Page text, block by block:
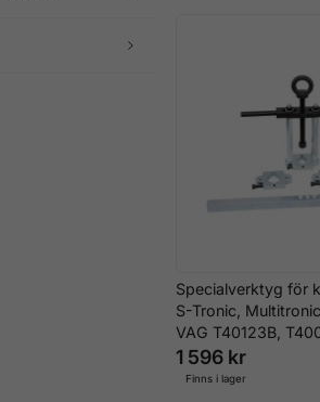
Specialverktyg för
S-Tronic,
VAG T40123B,
1 596 kr
Finns i lager